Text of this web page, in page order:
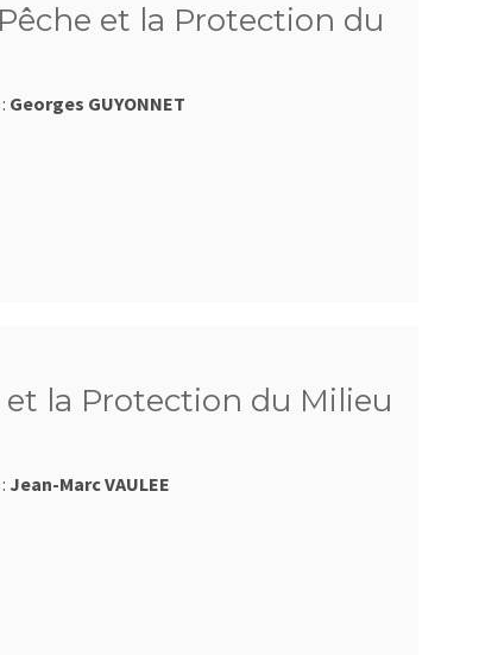
et la Protection du
Georges GUYONNET
la Protection du Milieu
Jean-Marc VAULEE